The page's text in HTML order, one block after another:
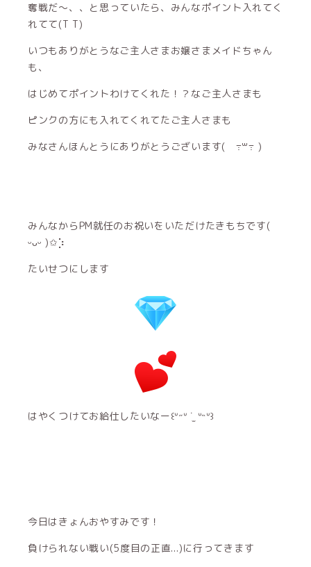
奪戦だ〜、、と思っていたら、みんなポイント入れてく
れてて(T T)
いつもありがとうなご主人さまお嬢さまメイドちゃん
も、
はじめてポイントわけてくれた！？なご主人さまも
ピンクの方にも入れてくれてたご主人さまも
みなさんほんとうにありがとうございます( ߹꒳​߹ )
みんなからPM就任のお祝いをいただけたきもちです(
ᵕᴗᵕ )✩⡱
たいせつにします
はやくつけてお給仕したいなー꒰ᐡ˶ᐡ ˙̫ ᐡ˵ᐡ꒱
今日はきょんおやすみです！
負けられない戦い(5度目の正直...)に行ってきます